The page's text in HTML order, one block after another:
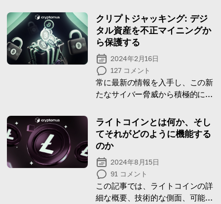
クリプトジャッキング: デジ
タル資産を不正マイニングか
ら保護する
2024年2月16日
127 コメント
常に最新の情報を入手し、この新
たなサイバー脅威から積極的に防
ライトコインとは何か、そし
てそれがどのように機能する
のか
2024年8月15日
91 コメント
この記事では、ライトコインの詳
細な概要、技術的な側面、可能な